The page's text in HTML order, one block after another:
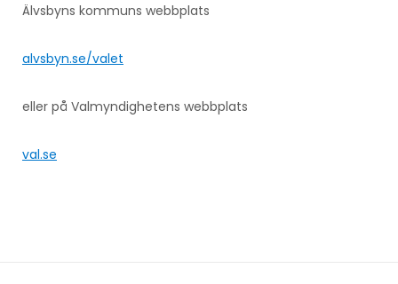
Älvsbyns kommuns webbplats
alvsbyn.se/valet
eller på Valmyndighetens webbplats
val.se